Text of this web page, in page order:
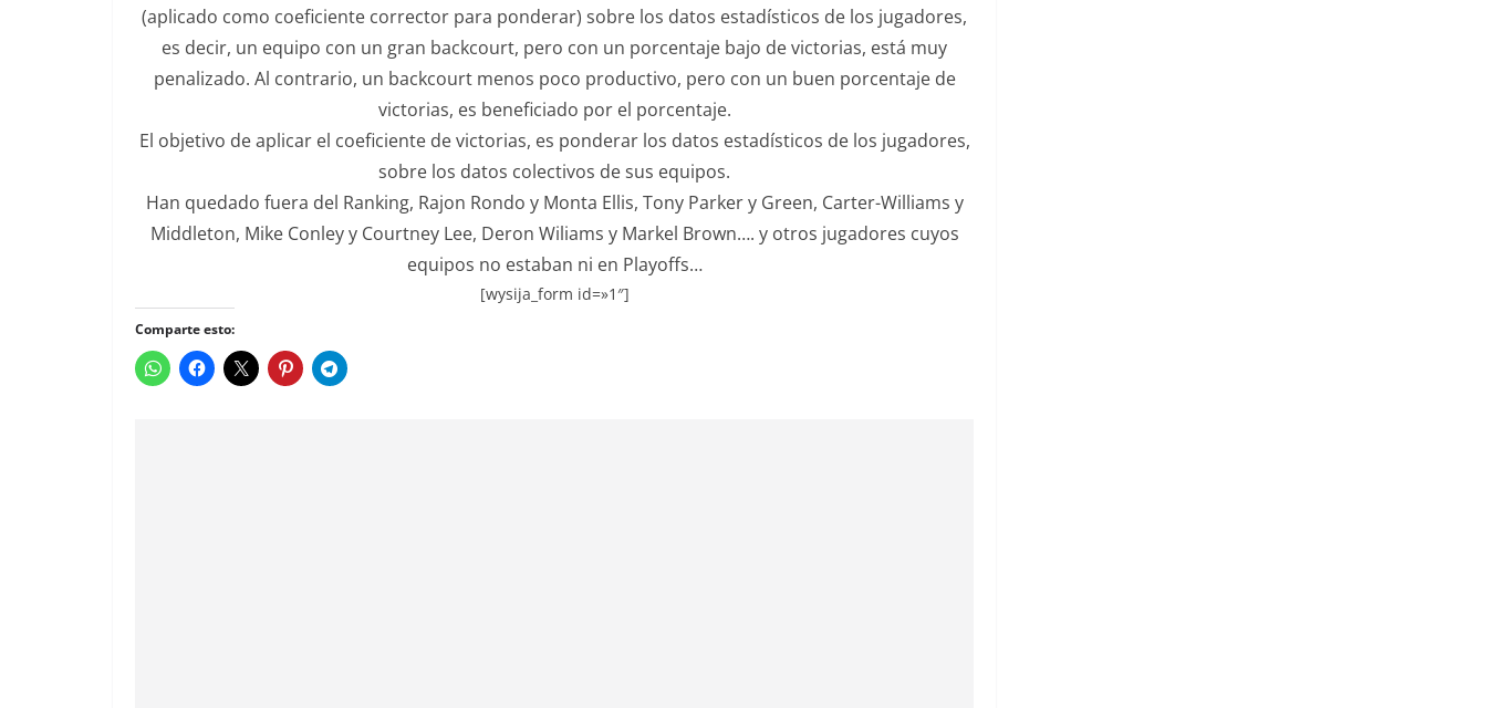
(aplicado como coeficiente corrector para ponderar) sobre los datos estadísticos de los jugadores,
es decir, un equipo con un gran backcourt, pero con un porcentaje bajo de victorias, está muy
penalizado. Al contrario, un backcourt menos poco productivo, pero con un buen porcentaje de
victorias, es beneficiado por el porcentaje.
El objetivo de aplicar el coeficiente de victorias, es ponderar los datos estadísticos de los jugadores,
sobre los datos colectivos de sus equipos.
Han quedado fuera del Ranking, Rajon Rondo y Monta Ellis, Tony Parker y Green, Carter-Williams y
Middleton, Mike Conley y Courtney Lee, Deron Wiliams y Markel Brown…. y otros jugadores cuyos
equipos no estaban ni en Playoffs…
[wysija_form id=»1″]
Comparte esto: